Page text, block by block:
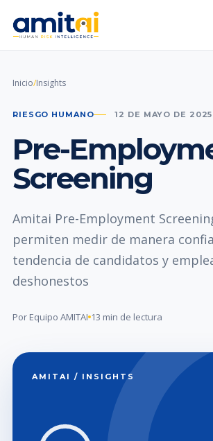
Inicio/Insights
RIESGO HUMANO 12 DE MAYO DE 2025
Pre-
Screening
Amitai Pre-Employment
permiten medir de manera
tendencia de candidatos y
deshonestos
Por Equipo AMITAI 13 min de lectura
AMITAI / INSIGHTS